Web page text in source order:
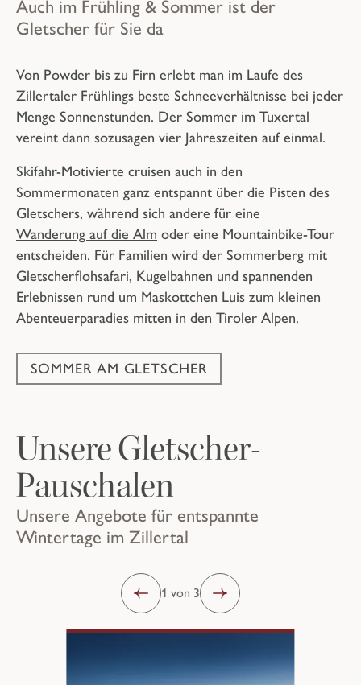
Auch im Frühling & Sommer ist der
Gletscher für Sie da
Von Powder bis zu Firn erlebt man im Laufe des
Zillertaler Frühlings beste Schneeverhältnisse bei jeder
Menge Sonnenstunden. Der Sommer im Tuxertal
vereint dann sozusagen vier Jahreszeiten auf einmal.
Skifahr-Motivierte cruisen auch in den
Sommermonaten ganz entspannt über die Pisten des
Gletschers, während sich andere für eine
Wanderung auf die Alm oder eine Mountainbike-Tour
entscheiden. Für Familien wird der Sommerberg mit
Gletscherflohsafari, Kugelbahnen und spannenden
Erlebnissen rund um Maskottchen Luis zum kleinen
Abenteuerparadies mitten in den Tiroler Alpen.
SOMMER AM GLETSCHER
Unsere Angebote für entspannte
Wintertage im Zillertal
Unsere Gletscher-
Pauschalen
1 von 3